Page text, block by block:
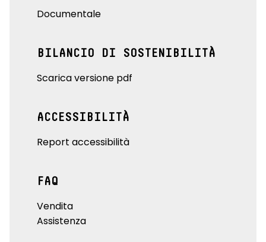
Documentale
BILANCIO DI SOSTENIBILITÀ
Scarica versione pdf
ACCESSIBILITÀ
Report accessibilità
FAQ
Vendita
Assistenza